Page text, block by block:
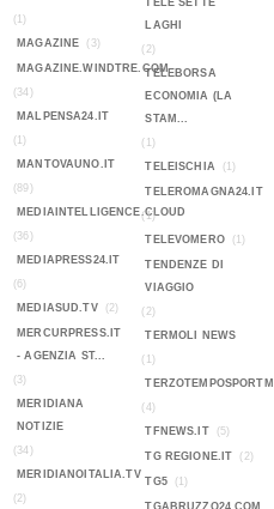
(1)
MAGAZINE
(3)
MAGAZINE.WINDTRE.COM
(34)
MALPENSA24.IT
(1)
MANTOVAUNO.IT
(89)
MEDIAINTELLIGENCE.CLOUD
(36)
MEDIAPRESS24.IT
(6)
MEDIASUD.TV
(2)
MERCURPRESS.IT
- AGENZIA ST...
(3)
MERIDIANA
NOTIZIE
(34)
MERIDIANOITALIA.TV
(2)
TELE SETTE
LAGHI
(2)
TELEBORSA
ECONOMIA (LA
STAM...
(1)
TELEISCHIA
(1)
TELEROMAGNA24.IT
(1)
TELEVOMERO
(1)
TENDENZE DI
VIAGGIO
(2)
TERMOLI NEWS
(1)
(4)
TFNEWS.IT
(5)
TG REGIONE.IT (2)
TG5 (1)